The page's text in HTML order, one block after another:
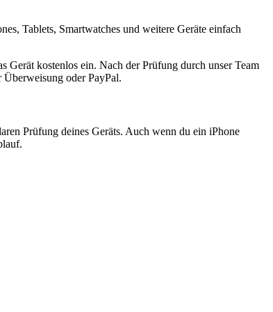
Tablets, Smartwatches und weitere Geräte einfach
kostenlos ein. Nach der Prüfung durch unser Team
oder PayPal.
Prüfung deines Geräts. Auch wenn du ein iPhone